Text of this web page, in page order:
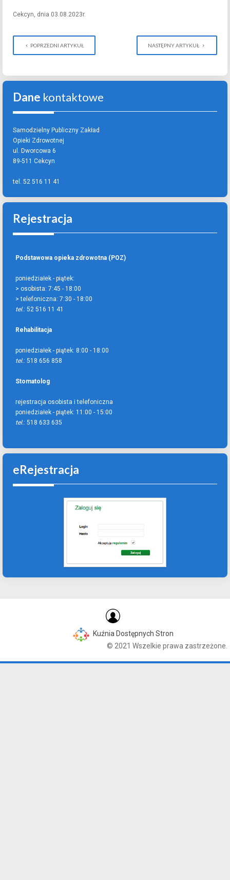
Cekcyn, dnia 03.08.2023r.
POPRZEDNI ARTYKUŁ NASTĘPNY ARTYKUŁ
Dane kontaktowe
Samodzielny Publiczny Zakład
Opieki Zdrowotnej
ul. Dworcowa 6
89-511 Cekcyn
tel. 52 516 11 41
Rejestracja
Podstawowa opieka zdrowotna (POZ)
poniedziałek - piątek:
> osobista: 7:45 - 18:00
> telefoniczna: 7:30 - 18:00
tel.: 52 516 11 41
Rehabilitacja
poniedziałek - piątek: 8:00 - 18:00
tel.: 518 656 858
Stomatolog
rejestracja osobista i telefoniczna
poniedziałek - piątek: 11:00 - 15:00
tel.: 518 633 635
eRejestracja
Kuźnia Dostępnych Stron
© 2021 Wszelkie prawa zastrzeżone.